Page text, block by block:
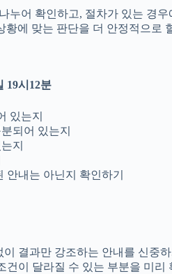
누어 확인하고, 절차가 있는 경
에 맞는 판단을 더 안정적으로
19시12분
있는지
되어 있는지
지
안내는 아닌지 확인하기
결과만 강조하는 안내를 신중
건이 달라질 수 있는 부분을 미